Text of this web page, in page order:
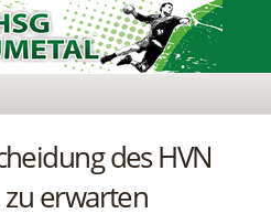
des HVN
erwarten